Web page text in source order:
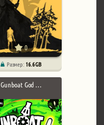
0
Размер: 16.6 GB
Gunboat God …